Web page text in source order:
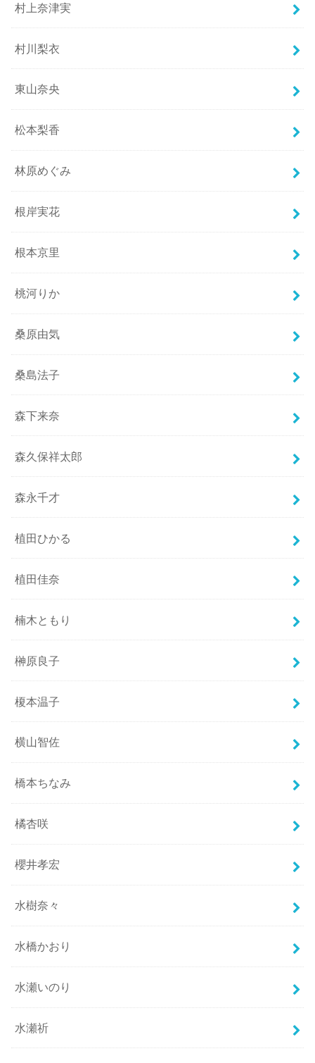
村上奈津実
村川梨衣
東山奈央
松本梨香
林原めぐみ
根岸実花
根本京里
桃河りか
桑原由気
桑島法子
森下来奈
森久保祥太郎
森永千才
植田ひかる
植田佳奈
楠木ともり
榊原良子
榎本温子
横山智佐
橋本ちなみ
橘杏咲
櫻井孝宏
水樹奈々
水橋かおり
水瀬いのり
水瀬祈